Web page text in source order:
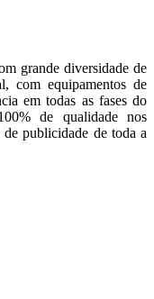
grande diversidade de
com equipamentos de
em todas as fases do
de qualidade nos
de publicidade de toda a